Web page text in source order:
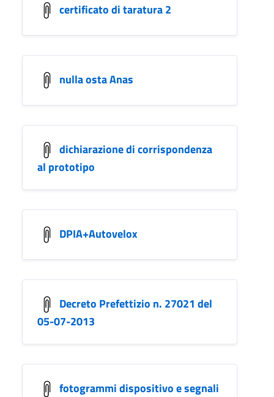
certificato di taratura 2
nulla osta Anas
dichiarazione di corrispondenza
al prototipo
DPIA+Autovelox
Decreto Prefettizio n. 27021 del
05-07-2013
fotogrammi dispositivo e segnali